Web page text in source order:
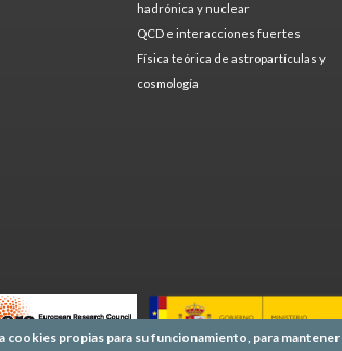
hadrónica y nuclear
QCD e interacciones fuertes
Física teórica de astropartículas y
cosmología
cookies propias para su funcionamiento, para